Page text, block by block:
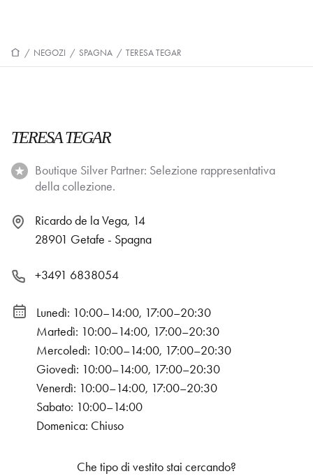
/ NEGOZI / SPAGNA / TERESA TEGAR
TERESA TEGAR
Boutique Silver Partner: Selezione rappresentativa
della collezione.
Ricardo de la Vega, 14
28901 Getafe - Spagna
+3491 6838054
Lunedì: 10:00–14:00, 17:00–20:30
Martedì: 10:00–14:00, 17:00–20:30
Mercoledì: 10:00–14:00, 17:00–20:30
Giovedì: 10:00–14:00, 17:00–20:30
Venerdì: 10:00–14:00, 17:00–20:30
Sabato: 10:00–14:00
Domenica: Chiuso
Che tipo di vestito stai cercando?